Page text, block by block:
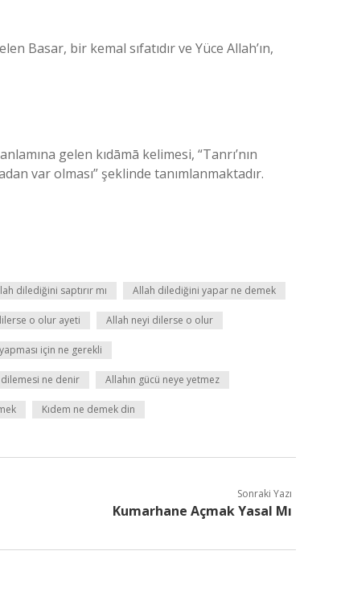
Basar, bir kemal sıfatıdır ve Yüce Allah’ın,
gelen kıdāmā kelimesi, “Tanrı’nın
var olması” şeklinde tanımlanmaktadır.
dilediğini saptırır mı Allah dilediğini yapar ne demek
o olur ayeti Allah neyi dilerse o olur
için ne gerekli
dilemesi ne denir Allahın gücü neye yetmez
Kıdem ne demek din
Sonraki Yazı
Kumarhane Açmak Yasal Mı